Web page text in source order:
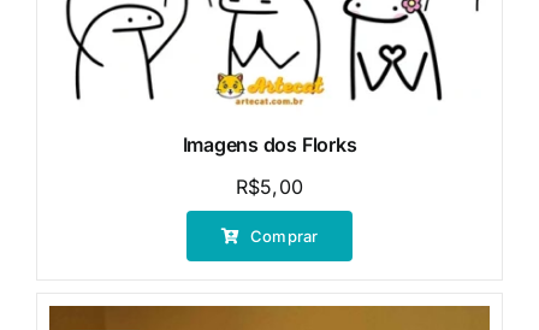
Imagens dos Florks
R$5,00
Comprar